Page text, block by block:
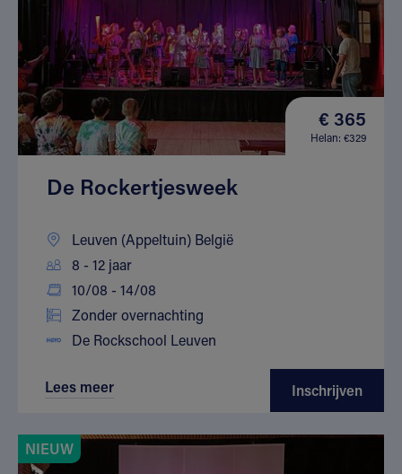
€ 365
Helan: €329
De Rockertjesweek
Leuven (Appeltuin) België
8 - 12 jaar
10/08 - 14/08
Zonder overnachting
De Rockschool Leuven
Lees meer Inschrijven
NIEUW